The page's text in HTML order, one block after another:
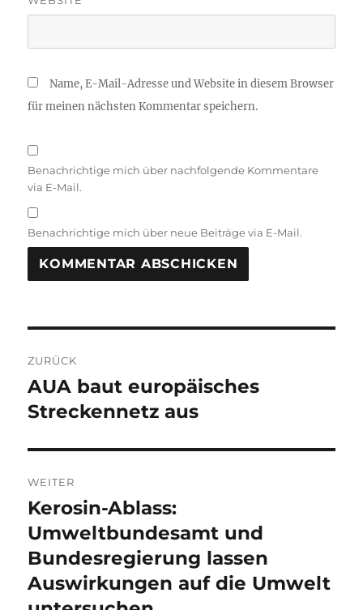
Name, E-Mail-Adresse und Website in diesem Browser
für meinen nächsten Kommentar speichern.
Benachrichtige mich über nachfolgende Kommentare
via E-Mail.
Benachrichtige mich über neue Beiträge via E-Mail.
ZURÜCK
Vorheriger
Beitrag:
AUA baut europäisches
Streckennetz aus
WEITER
Nächster
Beitrag:
Kerosin-Ablass:
Umweltbundesamt und
Bundesregierung lassen
Auswirkungen auf die Umwelt